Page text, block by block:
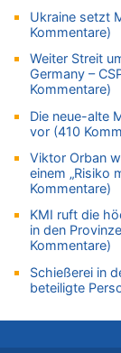
08.08.2026 -
08.08.2026 -
Zweite
08.08.2026 -
Leipzig,
Drohnen mit
08.08.2026 -
Leipzig,
Drohnen mit
08.08.2026 -
Leipzig,
Drohnen mit
08.08.2026 -
Ukraine setzt
Kommentare)
Weiter Streit
Germany –
Kommentare)
Die neue-alte
vor (410
Viktor Orban
einem „Risiko
Kommentare)
KMI ruft die
in den
Kommentare)
Schießerei in
beteiligte